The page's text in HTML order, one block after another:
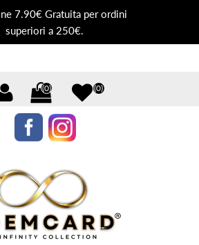
7.90€ Gratuita per ordini
superiori a 250€.
(0) (0)